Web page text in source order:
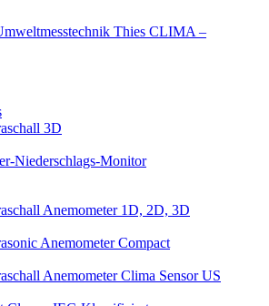
3D
Niederschlags-Monitor
Anemometer 1D, 2D, 3D
Anemometer Compact
Anemometer Clima Sensor US